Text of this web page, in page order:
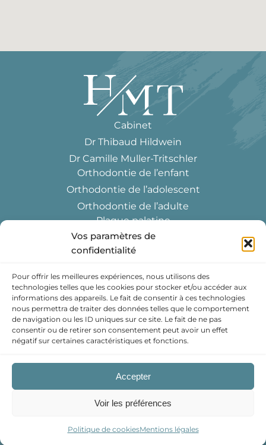
Vos paramètres de
confidentialité
Pour offrir les meilleures expériences, nous utilisons des
technologies telles que les cookies pour stocker et/ou accéder aux
informations des appareils. Le fait de consentir à ces technologies
nous permettra de traiter des données telles que le comportement
de navigation ou les ID uniques sur ce site. Le fait de ne pas
consentir ou de retirer son consentement peut avoir un effet
négatif sur certaines caractéristiques et fonctions.
Accepter
Voir les préférences
Politique de cookiesMentions légales
Cabinet
Dr Thibaud Hildwein
Dr Camille Muller-Tritschler
Orthodontie de l’enfant
Orthodontie de l’adolescent
Orthodontie de l’adulte
Plaque palatine
Quad Hélix
Disjoncteur
Contention
Gouttières transparentes
Multi-bagues céramiques
Multi-bagues métalliques
Cabinet HMT des Drs Hildwein et Muller-
Tritschler
© 2026 Tous droits réservés
Conception et réalisation :
Mentions légales